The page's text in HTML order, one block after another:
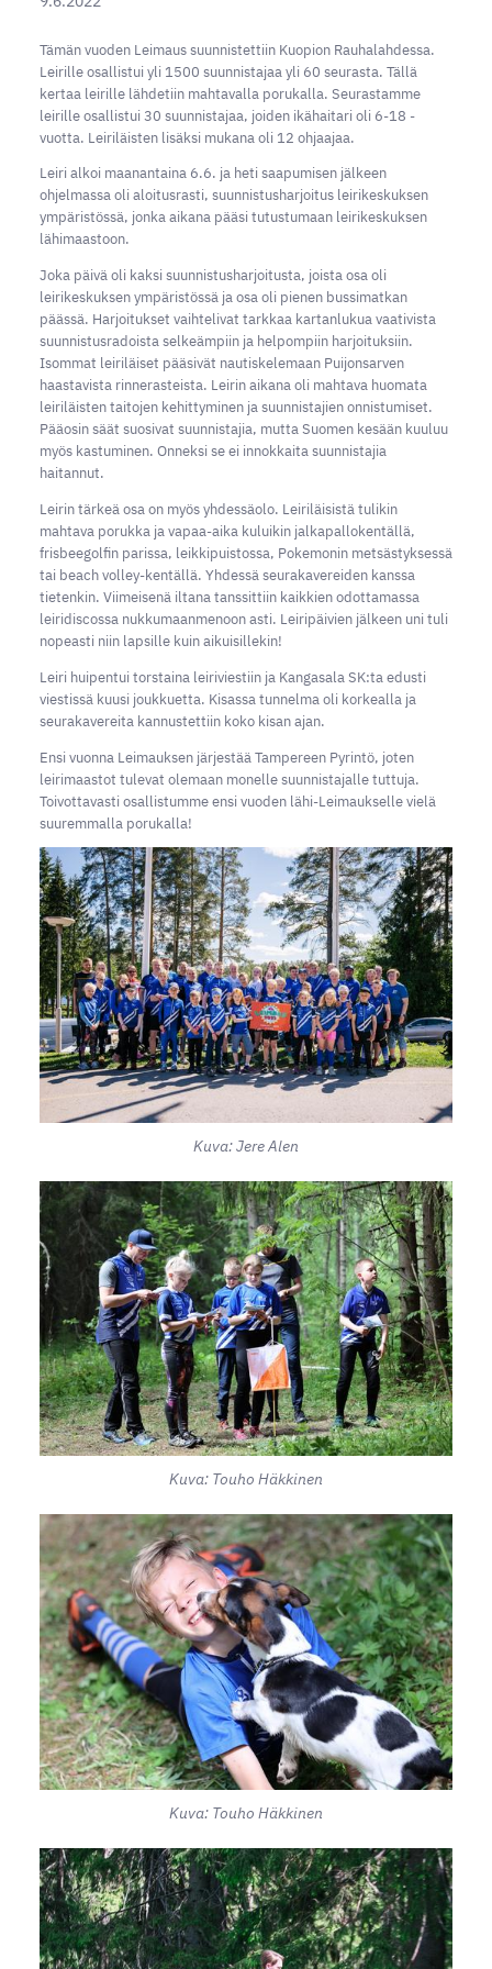
Tämän vuoden Leimaus suunnistettiin Kuopion Rauhalahdessa.
Leirille osallistui yli 1500 suunnistajaa yli 60 seurasta. Tällä
kertaa leirille lähdetiin mahtavalla porukalla. Seurastamme
leirille osallistui 30 suunnistajaa, joiden ikähaitari oli 6-18 -
vuotta. Leiriläisten lisäksi mukana oli 12 ohjaajaa.
Leiri alkoi maanantaina 6.6. ja heti saapumisen jälkeen
ohjelmassa oli aloitusrasti, suunnistusharjoitus leirikeskuksen
ympäristössä, jonka aikana pääsi tutustumaan leirikeskuksen
lähimaastoon.
Joka päivä oli kaksi suunnistusharjoitusta, joista osa oli
leirikeskuksen ympäristössä ja osa oli pienen bussimatkan
päässä. Harjoitukset vaihtelivat tarkkaa kartanlukua vaativista
suunnistusradoista selkeämpiin ja helpompiin harjoituksiin.
Isommat leiriläiset pääsivät nautiskelemaan Puijonsarven
haastavista rinnerasteista. Leirin aikana oli mahtava huomata
leiriläisten taitojen kehittyminen ja suunnistajien onnistumiset.
Pääosin säät suosivat suunnistajia, mutta Suomen kesään kuuluu
myös kastuminen. Onneksi se ei innokkaita suunnistajia
haitannut.
Leirin tärkeä osa on myös yhdessäolo. Leiriläisistä tulikin
mahtava porukka ja vapaa-aika kuluikin jalkapallokentällä,
frisbeegolfin parissa, leikkipuistossa, Pokemonin metsästyksessä
tai beach volley-kentällä. Yhdessä seurakavereiden kanssa
tietenkin. Viimeisenä iltana tanssittiin kaikkien odottamassa
leiridiscossa nukkumaanmenoon asti. Leiripäivien jälkeen uni tuli
nopeasti niin lapsille kuin aikuisillekin!
Leiri huipentui torstaina leiriviestiin ja Kangasala SK:ta edusti
viestissä kuusi joukkuetta. Kisassa tunnelma oli korkealla ja
seurakavereita kannustettiin koko kisan ajan.
Ensi vuonna Leimauksen järjestää Tampereen Pyrintö, joten
leirimaastot tulevat olemaan monelle suunnistajalle tuttuja.
Toivottavasti osallistumme ensi vuoden lähi-Leimaukselle vielä
suuremmalla porukalla!
Kuva: Jere Alen
Kuva: Touho Häkkinen
Kuva: Touho Häkkinen